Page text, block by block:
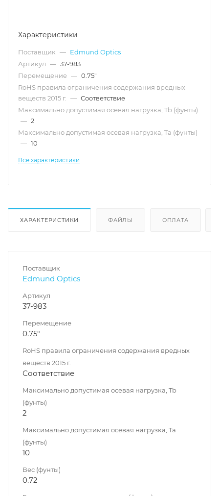
Характеристики
Поставщик — Edmund Optics
Артикул — 37-983
Перемещение — 0.75"
RoHS правила ограничения содержания вредных
веществ 2015 г.
— Соответствие
Максимально допустимая осевая нагрузка, Tb (фунты)
— 2
Максимально допустимая осевая нагрузка, Ta (фунты)
— 10
Все характеристики
ХАРАКТЕРИСТИКИ ФАЙЛЫ ОПЛАТА
Поставщик
Edmund Optics
Артикул
37-983
Перемещение
0.75"
RoHS правила ограничения содержания вредных
веществ 2015 г.
Соответствие
Максимально допустимая осевая нагрузка, Tb
(фунты)
2
Максимально допустимая осевая нагрузка, Ta
(фунты)
10
Вес (фунты)
0.72